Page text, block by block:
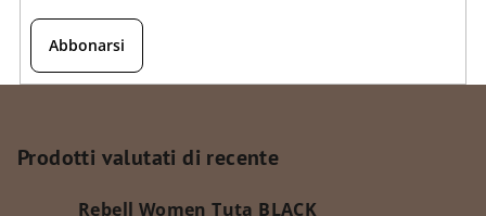
'
e
Abbonarsi
Prodotti valutati di recente
Rebell Women Tuta BLACK